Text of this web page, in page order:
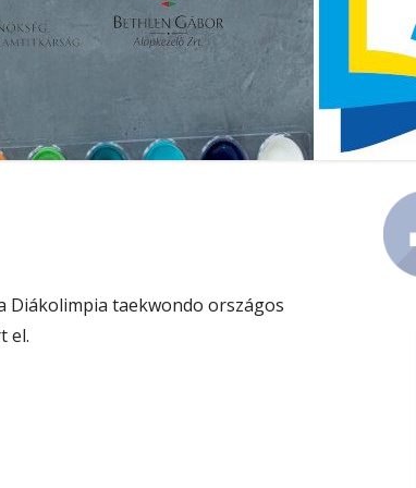
KÖZZÉTÉTEL
PEDAGÓGIAI PROGRAM
Diákolimpia taekwondo országos
el.